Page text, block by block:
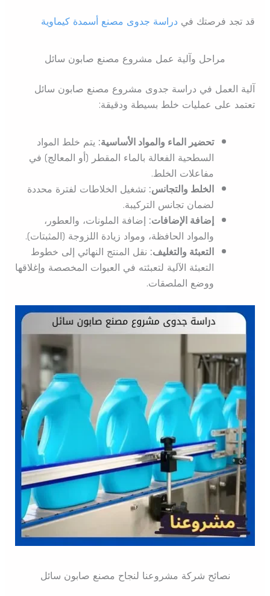
قد تجد فرصتك في دراسة جدوى مصنع أسمدة كيماوية
مراحل وآلية عمل مشروع مصنع صابون سائل
آلية العمل في دراسة جدوى مشروع مصنع صابون سائل
تعتمد على عمليات خلط بسيطة ودقيقة:
تحضير الماء والمواد الأساسية:يتم خلط المواد
السطحية الفعالة بالماء المقطر (أو المعالج) في
مفاعلات الخلط.
الخلط والتجانس:تشغيل الخلاطات لفترة محددة
لضمان تجانس التركيبة.
إضافة الإضافات:إضافة الملونات، والعطور،
والمواد الحافظة، ومواد زيادة اللزوجة (المثبتات).
التعبئة والتغليف:نقل المنتج النهائي إلى خطوط
التعبئة الآلية لتعبئته في العبوات المخصصة وإغلاقها
ووضع الملصقات.
نصائح شركة مشروعنا لنجاح مصنع صابون سائل